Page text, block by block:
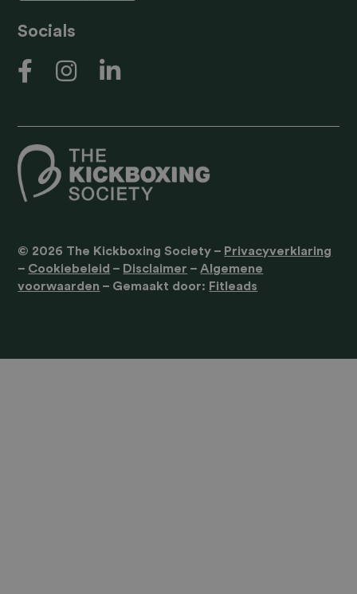
Socials
© 2026 The Kickboxing Society – Privacyverklaring
– Cookiebeleid – Disclaimer –Algemene
voorwaarden – Gemaakt door: Fitleads